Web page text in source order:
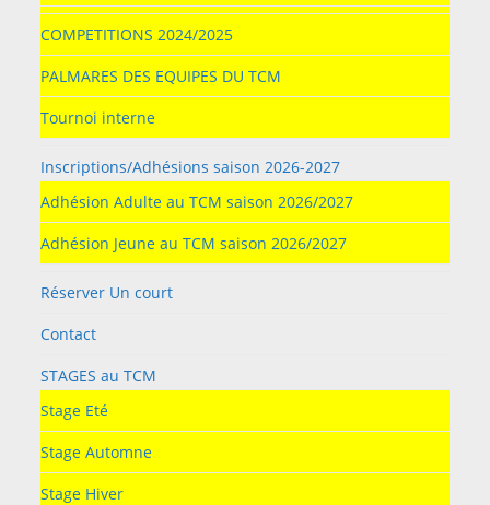
COMPETITIONS 2024/2025
PALMARES DES EQUIPES DU TCM
Tournoi interne
Inscriptions/Adhésions saison 2026-2027
Adhésion Adulte au TCM saison 2026/2027
Adhésion Jeune au TCM saison 2026/2027
Réserver Un court
Contact
STAGES au TCM
Stage Eté
Stage Automne
Stage Hiver